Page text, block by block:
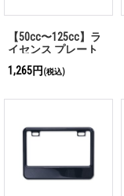
【50cc〜125cc】ラ
イセンス プレート
ル モーターサイクル
1,265円 (税込)